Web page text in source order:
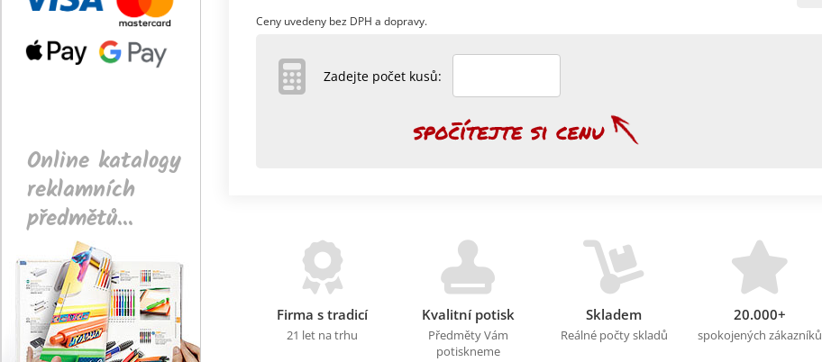
Online katalogy
reklamních
předmětů...
Ceny uvedeny bez DPH a dopravy.
Zadejte počet kusů:
Firma s tradicí
21 let na trhu
Kvalitní potisk
Předměty Vám
potiskneme
Skladem
Reálné počty skladů
20.000+
spokojených zákazníků